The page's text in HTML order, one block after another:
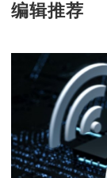
编辑推荐